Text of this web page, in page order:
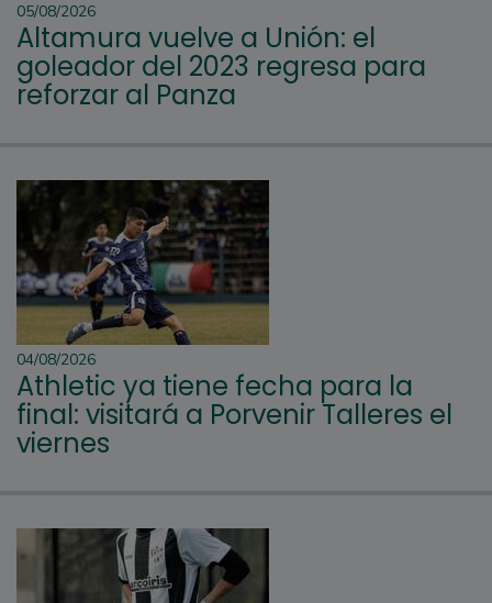
05/08/2026
Altamura vuelve a Unión: el
goleador del 2023 regresa para
reforzar al Panza
04/08/2026
Athletic ya tiene fecha para la
final: visitará a Porvenir Talleres el
viernes